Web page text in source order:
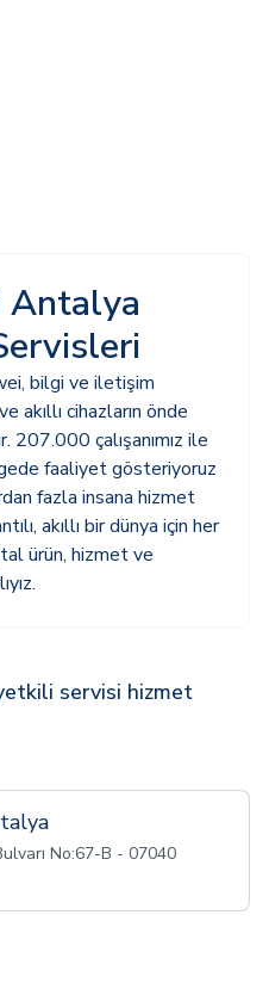
Antalya
bilgi ve iletişim
akıllı cihazların önde
207.000 çalışanımız ile
faaliyet gösteriyoruz
fazla insana hizmet
akıllı bir dünya için her
ürün, hizmet ve
servisi hizmet
No:67-B - 07040